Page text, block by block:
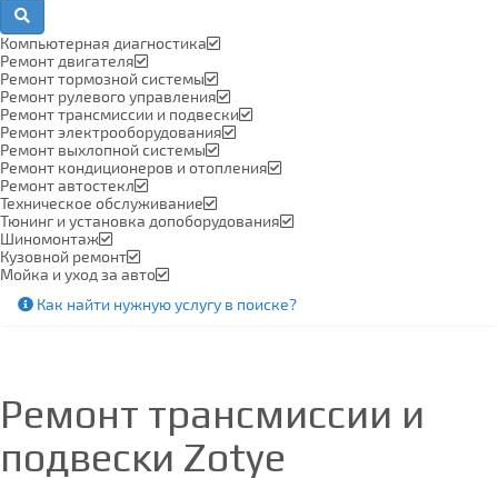
Компьютерная диагностика
Ремонт двигателя
Ремонт тормозной системы
Ремонт рулевого управления
Ремонт трансмиссии и подвески
Ремонт электрооборудования
Ремонт выхлопной системы
Ремонт кондиционеров и отопления
Ремонт автостекл
Техническое обслуживание
Тюнинг и установка допоборудования
Шиномонтаж
Кузовной ремонт
Мойка и уход за авто
Как найти нужную услугу в поиске?
Ремонт трансмиссии и
подвески Zotye